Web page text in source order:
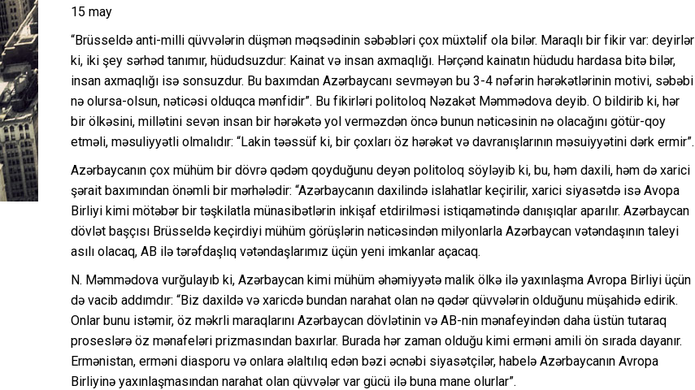
15 may
“Brüsseldə anti-milli qüvvələrin düşmən məqsədinin səbəbləri çox müxtəlif ola bilər. Maraqlı bir fikir var: deyirlər
ki, iki şey sərhəd tanımır, hüdudsuzdur: Kainat və insan axmaqlığı. Hərçənd kainatın hüdudu hardasa bitə bilər,
insan axmaqlığı isə sonsuzdur. Bu baxımdan Azərbaycanı sevməyən bu 3-4 nəfərin hərəkətlərinin motivi, səbəbi
nə olursa-olsun, nəticəsi olduqca mənfidir”. Bu fikirləri politoloq Nəzakət Məmmədova deyib. O bildirib ki, hər
bir ölkəsini, millətini sevən insan bir hərəkətə yol verməzdən öncə bunun nəticəsinin nə olacağını götür-qoy
etməli, məsuliyyətli olmalıdır: “Lakin təəssüf ki, bir çoxları öz hərəkət və davranışlarının məsuiyyətini dərk ermir”.
Azərbaycanın çox mühüm bir dövrə qədəm qoyduğunu deyən politoloq söyləyib ki, bu, həm daxili, həm də xarici
şərait baxımından önəmli bir mərhələdir: “Azərbaycanın daxilində islahatlar keçirilir, xarici siyasətdə isə Avopa
Birliyi kimi mötəbər bir təşkilatla münasibətlərin inkişaf etdirilməsi istiqamətində danışıqlar aparılır. Azərbaycan
dövlət başçısı Brüsseldə keçirdiyi mühüm görüşlərin nəticəsindən milyonlarla Azərbaycan vətəndaşının taleyi
asılı olacaq, AB ilə tərəfdaşlıq vətəndaşlarımız üçün yeni imkanlar açacaq.
N. Məmmədova vurğulayıb ki, Azərbaycan kimi mühüm əhəmiyyətə malik ölkə ilə yaxınlaşma Avropa Birliyi üçün
də vacib addımdır: “Biz daxildə və xaricdə bundan narahat olan nə qədər qüvvələrin olduğunu müşahidə edirik.
Onlar bunu istəmir, öz məkrli maraqlarını Azərbaycan dövlətinin və AB-nin mənafeyindən daha üstün tutaraq
proseslərə öz mənafeləri prizmasından baxırlar. Burada hər zaman olduğu kimi erməni amili ön sırada dayanır.
Ermənistan, erməni diasporu və onlara əlaltılıq edən bəzi əcnəbi siyasətçilər, habelə Azərbaycanın Avropa
Birliyinə yaxınlaşmasından narahat olan qüvvələr var gücü ilə buna mane olurlar”.